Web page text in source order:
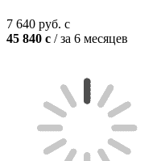
7 640 руб. c
45 840 c / за 6 месяцев